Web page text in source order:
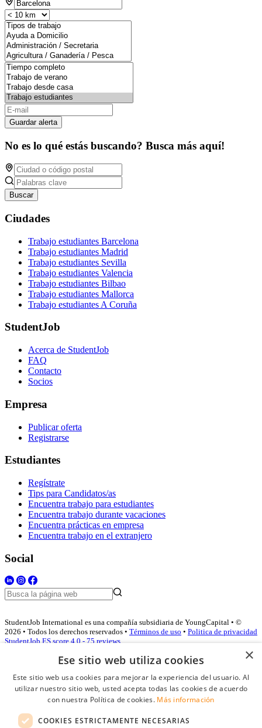
Guardar alerta
No es lo qué estás buscando? Busca más aquí!
Buscar
Ciudades
Trabajo estudiantes Barcelona
Trabajo estudiantes Madrid
Trabajo estudiantes Sevilla
Trabajo estudiantes Valencia
Trabajo estudiantes Bilbao
Trabajo estudiantes Mallorca
Trabajo estudiantes A Coruña
StudentJob
Acerca de StudentJob
FAQ
Contacto
Socios
Empresa
Publicar oferta
Registrarse
Estudiantes
Regístrate
Tips para Candidatos/as
Encuentra trabajo para estudiantes
Encuentra trabajo durante vacaciones
Encuentra prácticas en empresa
Encuentra trabajo en el extranjero
Social
StudentJob International es una compañía subsidiaria de YoungCapital • ©
2026 • Todos los derechos reservados • Términos de uso • Politica de privacidad
StudentJob ES score 4.0 - 75 reviews
Acceso empresas
×
Ese sitio web utiliza cookies
Este sitio web usa cookies para mejorar la experiencia del usuario. Al
utilizar nuestro sitio web, usted acepta todas las cookies de acuerdo
con nuestra Política de cookies. Más información
COOKIES ESTRICTAMENTE NECESARIAS